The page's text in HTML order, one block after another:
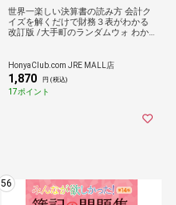
世界一楽しい決算書の読み方 会計ク
イズを解くだけで財務３表がわかる
改訂版 /大手町のランダムウォ わか
HonyaClub.com JRE MALL店
1,870 円 (税込)
17ポイント
56